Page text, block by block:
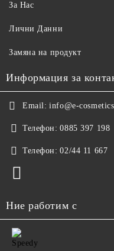
За Нас
Лични Данни
Замяна на продукт
Информация за
Email: info@e-
Телефон: 0885 397 198
Телефон: 02/44 11 667
Ние работим с